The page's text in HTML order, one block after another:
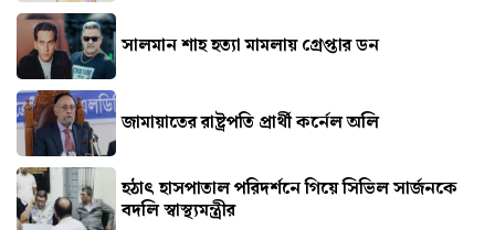
সালমান শাহ হত্যা মামলায় গ্রেপ্তার ডন
জামায়াতের রাষ্ট্রপতি প্রার্থী কর্নেল অলি
হঠাৎ হাসপাতাল পরিদর্শনে গিয়ে সিভিল সার্জনকে
বদলি স্বাস্থ্যমন্ত্রীর